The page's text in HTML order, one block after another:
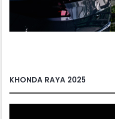
KHONDA RAYA 2025